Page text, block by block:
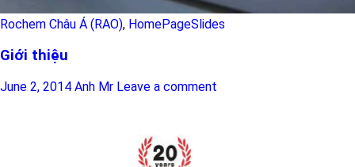
Rochem Châu Á (RAO), HomePageSlides
Giới thiệu
June 2, 2014 Anh Mr Leave a comment